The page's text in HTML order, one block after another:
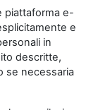
piattaforma e-
e
in
descritte,
se necessaria